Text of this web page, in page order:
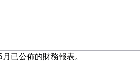
已公佈的財務報表。